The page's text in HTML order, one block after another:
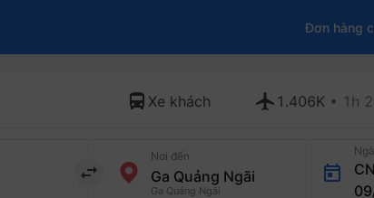
Đơn hàng
Xe khách 1.406K • 1h
import_export
Nơi đến
Ga Quảng Ngãi